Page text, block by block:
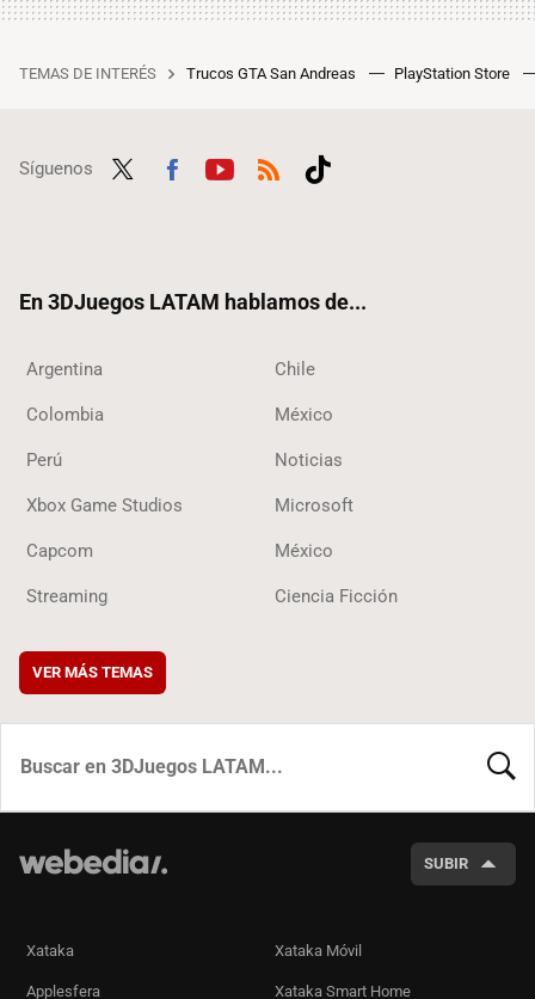
TEMAS DE INTERÉS Trucos GTA San Andreas PlayStation Store
Síguenos
En 3DJuegos LATAM hablamos de...
Argentina Chile
Colombia México
Perú Noticias
Xbox Game Studios Microsoft
Capcom México
Streaming Ciencia Ficción
VER MÁS TEMAS
SUBIR
Xataka Xataka Móvil
Applesfera Xataka Smart Home